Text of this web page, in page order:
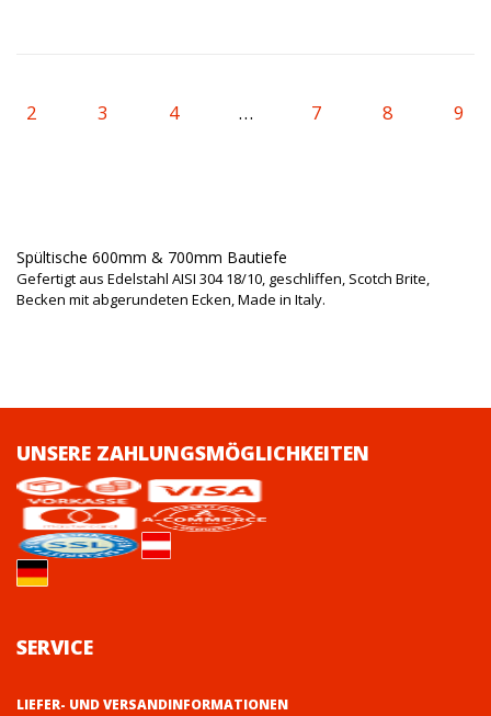
2 3 4 … 7 8 9
Spültische 600mm & 700mm Bautiefe
Gefertigt aus Edelstahl AISI 304 18/10, geschliffen, Scotch Brite,
Becken mit abgerundeten Ecken, Made in Italy.
UNSERE ZAHLUNGSMÖGLICHKEITEN
SERVICE
LIEFER- UND VERSANDINFORMATIONEN